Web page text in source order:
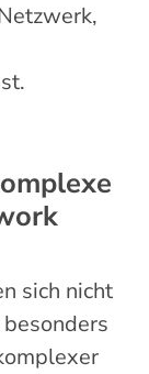
sich nicht